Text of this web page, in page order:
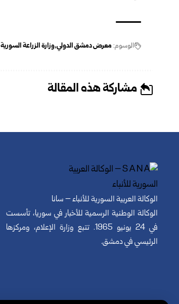
الوسوم: معرض دمشق الدولي وزارة الزراعة السورية
مشاركة هذه المقالة
الوكالة العربية السورية للأنباء – سانا
الوكالة الوطنية الرسمية للأخبار في سوريا، تأسست
في 24 يونيو 1965. تتبع وزارة الإعلام، ومركزها
الرئيسي في دمشق.